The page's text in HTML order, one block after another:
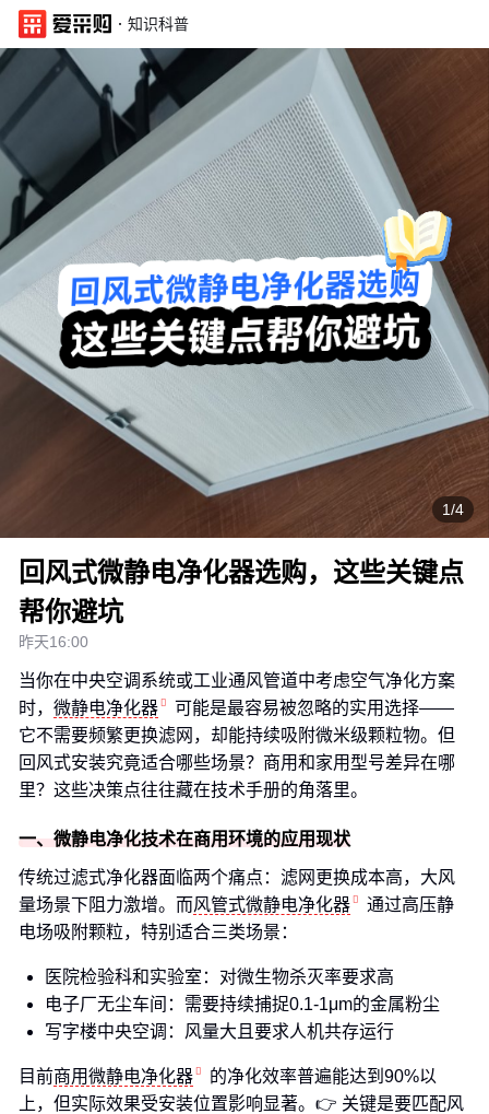
· 知识科普
1/4
回风式微静电净化器选购，这些关键点
帮你避坑
昨天16:00
当你在中央空调系统或工业通风管道中考虑空气净化方案
时， 微静电净化器
可能是最容易被忽略的实用选择——
它不需要频繁更换滤网，却能持续吸附微米级颗粒物。但
回风式安装究竟适合哪些场景？商用和家用型号差异在哪
里？这些决策点往往藏在技术手册的角落里。
一、微静电净化技术在商用环境的应用现状
传统过滤式净化器面临两个痛点：滤网更换成本高，大风
量场景下阻力激增。而风管式微静电净化器
通过高压静
电场吸附颗粒，特别适合三类场景：
医院检验科和实验室：对微生物杀灭率要求高
电子厂无尘车间：需要持续捕捉0.1-1μm的金属粉尘
写字楼中央空调：风量大且要求人机共存运行
目前商用微静电净化器
的净化效率普遍能达到90%以
上，但实际效果受安装位置影响显著。👉 关键是要匹配风